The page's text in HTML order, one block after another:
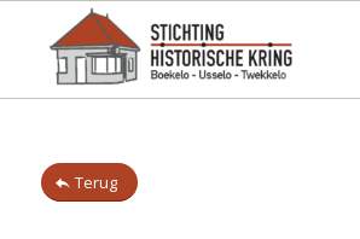
Terug